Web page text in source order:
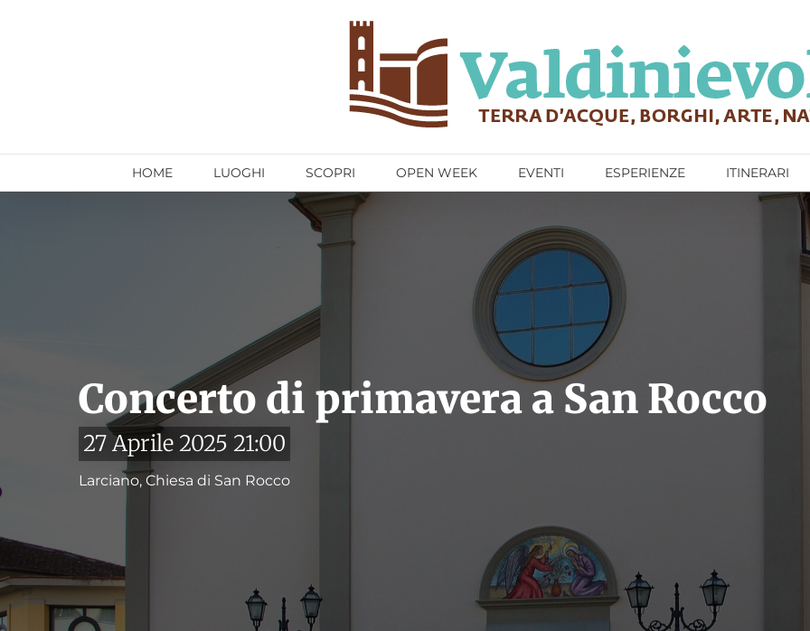
HOME LUOGHI SCOPRI OPEN WEEK EVENTI ESPERIENZE ITINERARI
Concerto di primavera a San Rocco
27 Aprile 2025 21:00
Larciano, Chiesa di San Rocco